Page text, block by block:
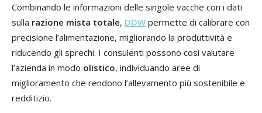
Combinando le informazioni delle singole vacche con i dati
sulla razione mista totale, DDW permette di calibrare con
precisione l’alimentazione, migliorando la produttività e
riducendo gli sprechi. I consulenti possono così valutare
l’azienda in modo olistico, individuando aree di
miglioramento che rendono l’allevamento più sostenibile e
redditizio.